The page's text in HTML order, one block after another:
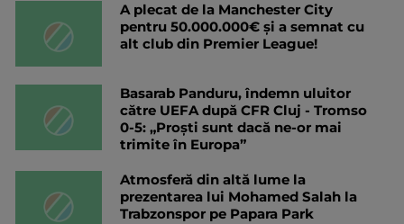
A plecat de la Manchester City
pentru 50.000.000€ și a semnat cu
alt club din Premier League!
Basarab Panduru, îndemn uluitor
către UEFA după CFR Cluj - Tromso
0-5: „Proști sunt dacă ne-or mai
trimite în Europa”
Atmosferă din altă lume la
prezentarea lui Mohamed Salah la
Trabzonspor pe Papara Park